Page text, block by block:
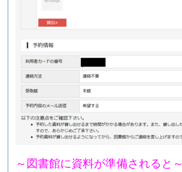
～図書館に資料が準備されると～